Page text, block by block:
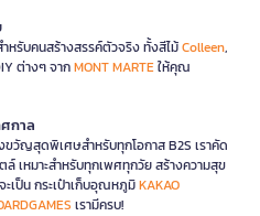
หรับคนสร้างสรรค์ตัวจริง ทั้งสีไม้Colleen,
ต่างๆ จากMONT MARTEให้คุณ
กาล
วัญสุดพิเศษสำหรับทุกโอกาส B2S เราคัด
ล์ เหมาะสำหรับทุกเพศทุกวัย สร้างความสุข
เป็น กระเป๋าเก็บอุณหภูมิKAKAO
เรามีครบ!